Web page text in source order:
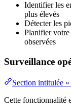
Identifier les
plus élevés
Détecter les
Planifier votre
observées
Surveillance
Section intitulée
Cette fonctionnalité